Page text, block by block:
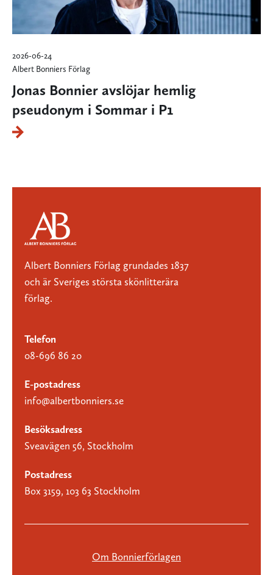
2026-06-24
Albert Bonniers Förlag
Jonas Bonnier avslöjar hemlig
pseudonym i Sommar i P1
Albert Bonniers Förlag grundades 1837
och är Sveriges största skönlitterära
förlag.
Telefon
08-696 86 20
E-postadress
info@albertbonniers.se
Besöksadress
Sveavägen 56, Stockholm
Postadress
Box 3159, 103 63 Stockholm
Om Bonnierförlagen